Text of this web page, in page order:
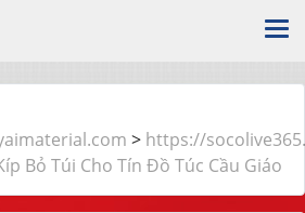
> https://
Bỏ Túi Cho Tín Đồ Túc Cầu Giáo